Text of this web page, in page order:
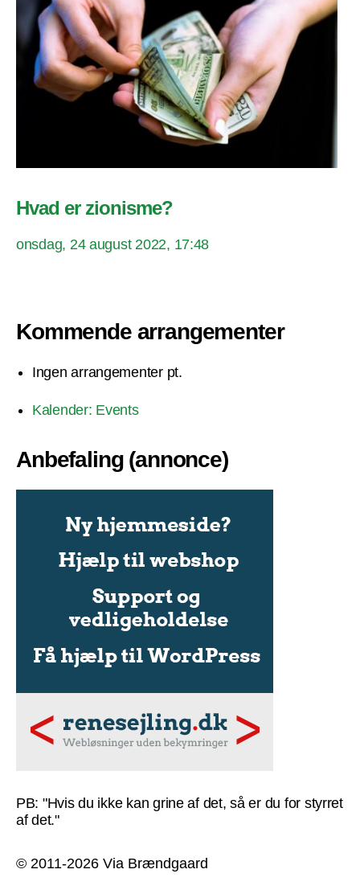
Hvad er zionisme?
onsdag, 24 august 2022, 17:48
Kommende arrangementer
Ingen arrangementer pt.
Kalender: Events
Anbefaling (annonce)
PB: "Hvis du ikke kan grine af det, så er du for styrret
af det."
© 2011-2026 Via Brændgaard